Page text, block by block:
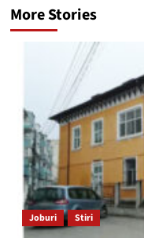
More Stories
Joburi Stiri